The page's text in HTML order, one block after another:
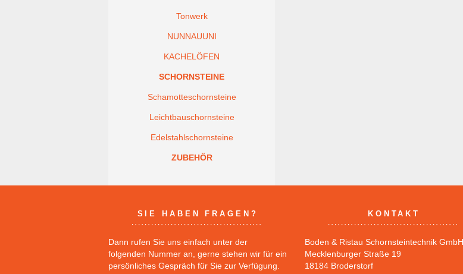
Tonwerk
NUNNAUUNI
KACHELÖFEN
SCHORNSTEINE
Schamotteschornsteine
Leichtbauschornsteine
Edelstahlschornsteine
ZUBEHÖR
SIE HABEN FRAGEN?
Dann rufen Sie uns einfach unter der
folgenden Nummer an, gerne stehen wir für ein
persönliches Gespräch für Sie zur Verfügung.
KONTAKT
Boden & Ristau Schornsteintechnik GmbH
Mecklenburger Straße 19
18184 Broderstorf